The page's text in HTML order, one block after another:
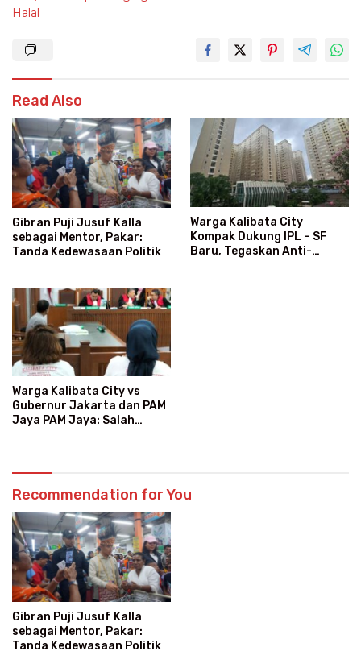
Halal
Read Also
Gibran Puji Jusuf Kalla
sebagai Mentor, Pakar:
Tanda Kedewasaan Politik
Warga Kalibata City
Kompak Dukung IPL – SF
Baru, Tegaskan Anti-
Warga Kalibata City vs
Gubernur Jakarta dan PAM
Jaya PAM Jaya: Salah
Recommendation for You
Gibran Puji Jusuf Kalla
sebagai Mentor, Pakar:
Tanda Kedewasaan Politik